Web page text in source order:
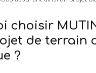
choisir
de terrain
?